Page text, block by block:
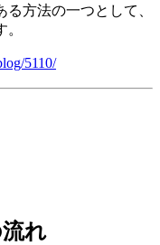
方法の一つとして、
5110/
れ